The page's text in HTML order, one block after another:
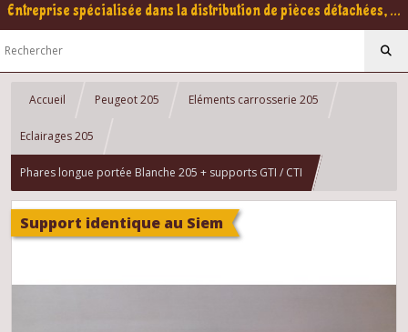
Entreprise spécialisée dans la distribution de pièces détachées, refabrication pour voitures Yountimers Peugeot 205 GTI, 309 GTI - GTI16
Accueil Peugeot 205 Eléments carrosserie 205
Eclairages 205
Phares longue portée Blanche 205 + supports GTI / CTI
Support identique au Siem